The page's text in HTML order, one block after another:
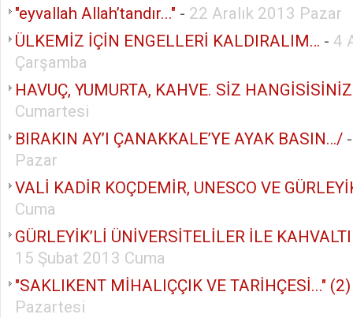
"eyvallah Allah’tandır..." - 22 Aralık 2013 Pazar
ÜLKEMİZ İÇİN ENGELLERİ KALDIRALIM… - 4
Çarşamba
HAVUÇ, YUMURTA, KAHVE. SİZ
Cumartesi
BIRAKIN AY’I ÇANAKKALE’YE AYAK BASIN…/
Pazar
VALİ KADİR KOÇDEMİR, UNESCO VE
Cuma
GÜRLEYİK’Lİ ÜNİVERSİTELİLER İLE
15 Şubat 2013 Cuma
"SAKLIKENT MİHALIÇÇIK VE TARİHÇESİ..." (2)
Pazartesi